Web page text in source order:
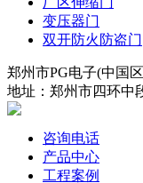
变压器门
双开防火防盗门
郑州市PG电子(中国
地址：郑州市四环中
咨询电话
产品中心
工程案例